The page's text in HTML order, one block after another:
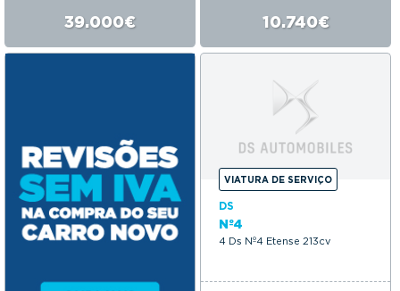
39.000€ 10.740€
VIATURA DE SERVIÇO
DS
Nº4
4 Ds Nº4 Etense 213cv